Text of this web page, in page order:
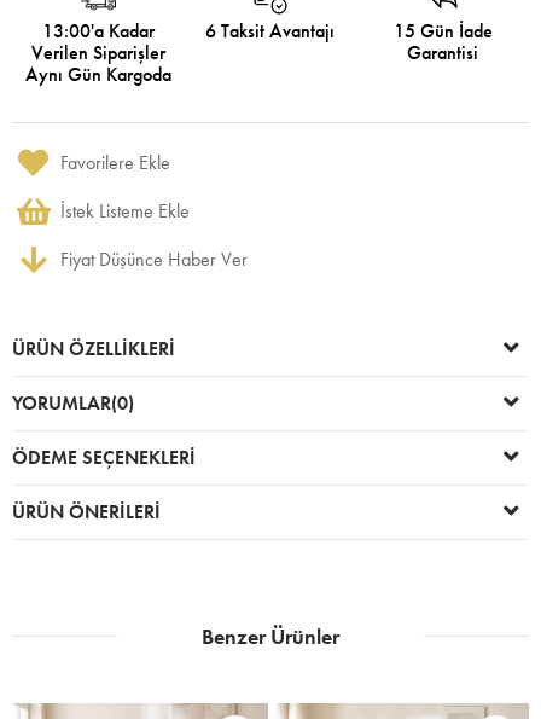
13:00'a Kadar
Verilen Siparişler
Aynı Gün Kargoda
6 Taksit Avantajı
15 Gün İade
Garantisi
Favorilere Ekle
İstek Listeme Ekle
Fiyat Düşünce Haber Ver
ÜRÜN ÖZELLIKLERI
YORUMLAR(0)
ÖDEME SEÇENEKLERI
ÜRÜN ÖNERILERI
Benzer Ürünler